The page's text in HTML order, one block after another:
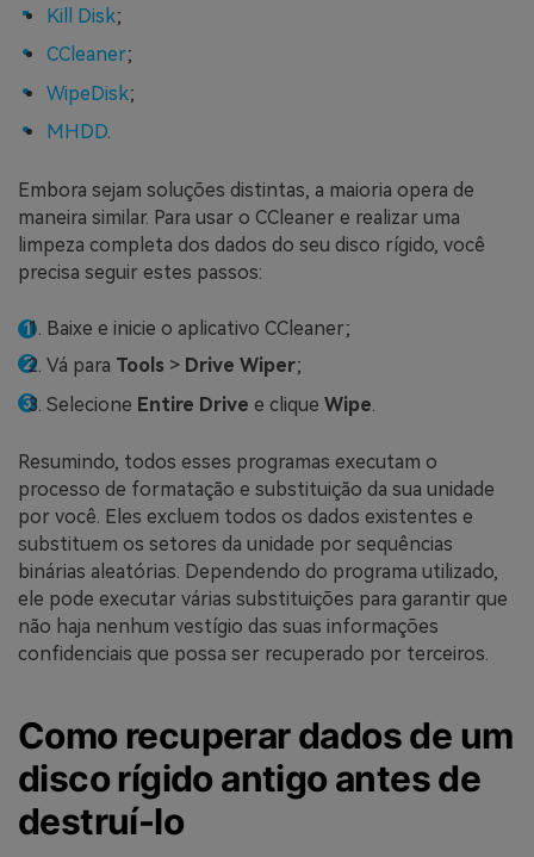
Kill Disk;
CCleaner;
WipeDisk;
MHDD.
Embora sejam soluções distintas, a maioria opera de
maneira similar. Para usar o CCleaner e realizar uma
limpeza completa dos dados do seu disco rígido, você
precisa seguir estes passos:
Baixe e inicie o aplicativo CCleaner;
Vá para Tools > Drive Wiper;
Selecione Entire Drive e clique Wipe.
Resumindo, todos esses programas executam o
processo de formatação e substituição da sua unidade
por você. Eles excluem todos os dados existentes e
substituem os setores da unidade por sequências
binárias aleatórias. Dependendo do programa utilizado,
ele pode executar várias substituições para garantir que
não haja nenhum vestígio das suas informações
confidenciais que possa ser recuperado por terceiros.
Como recuperar dados de um
disco rígido antigo antes de
destruí-lo